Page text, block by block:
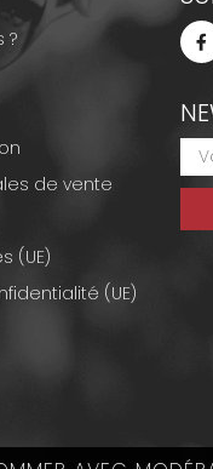
?
de vente
(UE)
(UE)